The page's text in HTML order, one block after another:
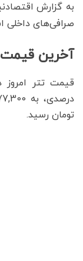
به گزارش
صرافی‌های داخلی
آخرین قیمت
تومان رسید.